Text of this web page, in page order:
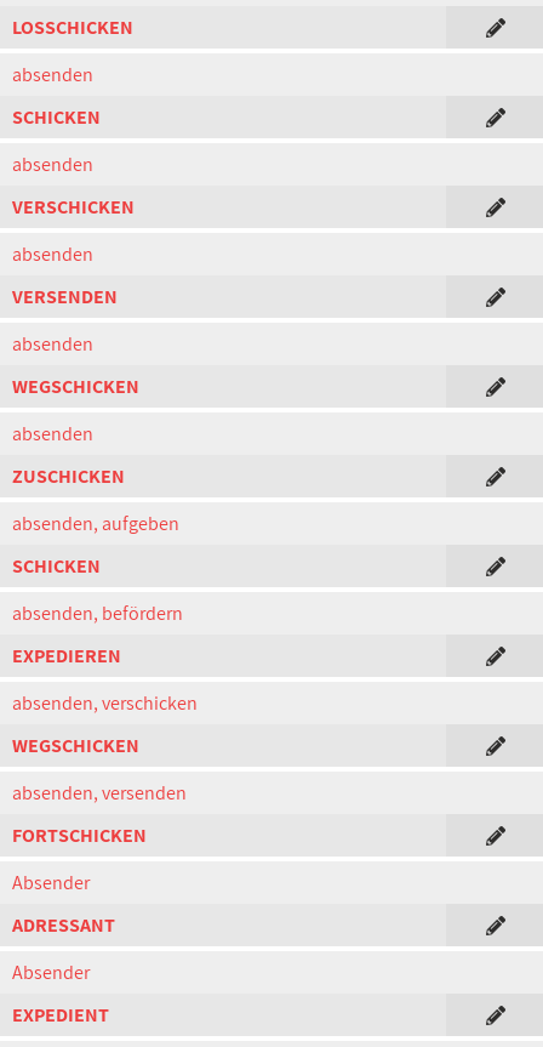
LOSSCHICKEN
absenden
SCHICKEN
absenden
VERSCHICKEN
absenden
VERSENDEN
absenden
WEGSCHICKEN
absenden
ZUSCHICKEN
absenden, aufgeben
SCHICKEN
absenden, befördern
EXPEDIEREN
absenden, verschicken
WEGSCHICKEN
absenden, versenden
FORTSCHICKEN
Absender
ADRESSANT
Absender
EXPEDIENT